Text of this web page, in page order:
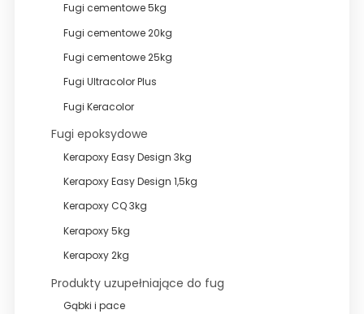
Fugi cementowe 5kg
Fugi cementowe 20kg
Fugi cementowe 25kg
Fugi Ultracolor Plus
Fugi Keracolor
Fugi epoksydowe
Kerapoxy Easy Design 3kg
Kerapoxy Easy Design 1,5kg
Kerapoxy CQ 3kg
Kerapoxy 5kg
Kerapoxy 2kg
Produkty uzupełniające do fug
Gąbki i pace